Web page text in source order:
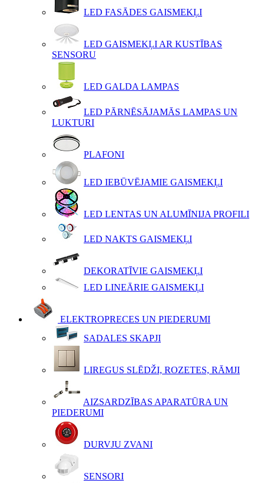
LED FASĀDES GAISMEKĻI
LED GAISMEKĻI AR KUSTĪBAS
SENSORU
LED GALDA LAMPAS
LED PĀRNĒSĀJAMĀS LAMPAS UN
LUKTURI
PLAFONI
LED IEBŪVĒJAMIE GAISMEKĻI
LED LENTAS UN ALUMĪNIJA PROFILI
LED NAKTS GAISMEKĻI
DEKORATĪVIE GAISMEKĻI
LED LINEĀRIE GAISMEKĻI
ELEKTROPRECES UN PIEDERUMI
SADALES SKAPJI
LIREGUS SLĒDŽI, ROZETES, RĀMJI
AIZSARDZĪBAS APARATŪRA UN
PIEDERUMI
DURVJU ZVANI
SENSORI